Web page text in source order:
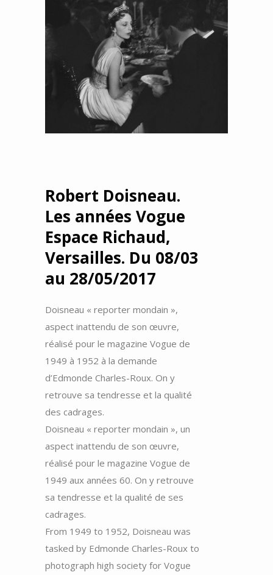
Robert Doisneau.
Les années Vogue
Espace Richaud,
Versailles. Du 08/03
au 28/05/2017
Doisneau « reporter mondain »,
aspect inattendu de son œuvre,
réalisé pour le magazine Vogue de
1949 à 1952 à la demande
d’Edmonde Charles-Roux. On y
retrouve sa tendresse et la qualité
des cadrages.
Doisneau « reporter mondain », un
aspect inattendu de son œuvre,
réalisé pour le magazine Vogue de
1949 aux années 60. On y retrouve
sa tendresse et la qualité de ses
cadrages.
From 1949 to 1952, Doisneau was
tasked by Edmonde Charles-Roux to
photograph high society for Vogue